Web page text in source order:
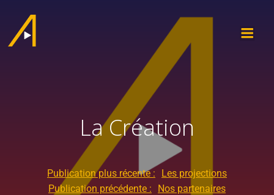
La Création
Publication plus récente :
Les projections
Publication précédente :
Nos partenaires